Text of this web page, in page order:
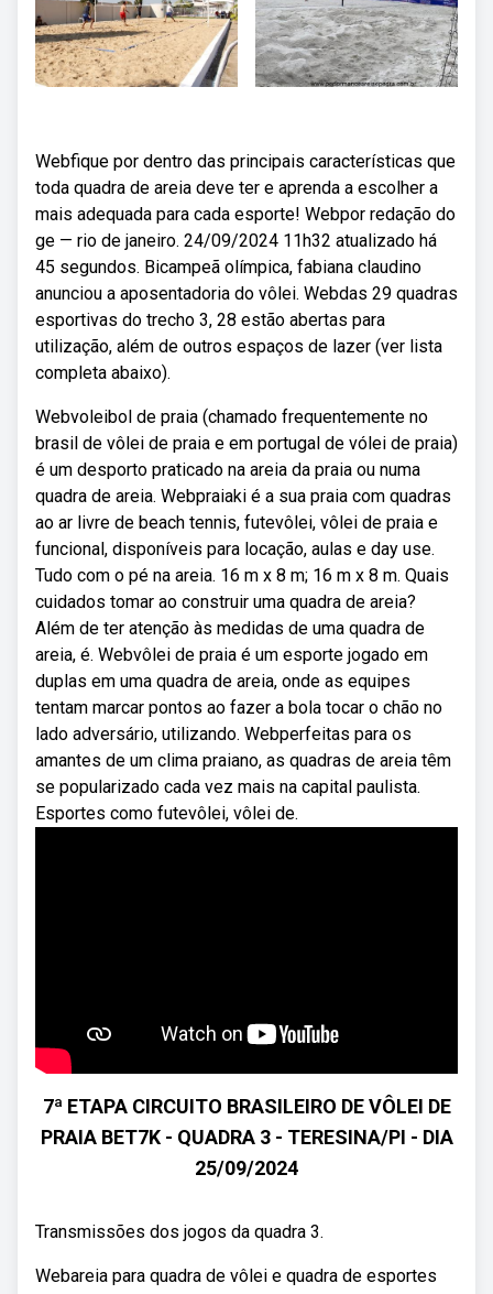
Webfique por dentro das principais características que
toda quadra de areia deve ter e aprenda a escolher a
mais adequada para cada esporte! Webpor redação do
ge — rio de janeiro. 24/09/2024 11h32 atualizado há
45 segundos. Bicampeã olímpica, fabiana claudino
anunciou a aposentadoria do vôlei. Webdas 29 quadras
esportivas do trecho 3, 28 estão abertas para
utilização, além de outros espaços de lazer (ver lista
completa abaixo).
Webvoleibol de praia (chamado frequentemente no
brasil de vôlei de praia e em portugal de vólei de praia)
é um desporto praticado na areia da praia ou numa
quadra de areia. Webpraiaki é a sua praia com quadras
ao ar livre de beach tennis, futevôlei, vôlei de praia e
funcional, disponíveis para locação, aulas e day use.
Tudo com o pé na areia. 16 m x 8 m; 16 m x 8 m. Quais
cuidados tomar ao construir uma quadra de areia?
Além de ter atenção às medidas de uma quadra de
areia, é. Webvôlei de praia é um esporte jogado em
duplas em uma quadra de areia, onde as equipes
tentam marcar pontos ao fazer a bola tocar o chão no
lado adversário, utilizando. Webperfeitas para os
amantes de um clima praiano, as quadras de areia têm
se popularizado cada vez mais na capital paulista.
Esportes como futevôlei, vôlei de.
7ª ETAPA CIRCUITO BRASILEIRO DE VÔLEI DE
PRAIA BET7K - QUADRA 3 - TERESINA/PI - DIA
25/09/2024
Transmissões dos jogos da quadra 3.
Webareia para quadra de vôlei e quadra de esportes